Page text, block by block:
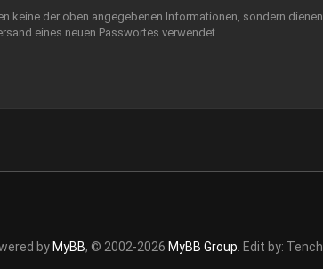
keine der oben angegebenen Informationen, sondern dienen
eines neuen Passwortes verwendet.
by MyBB, © 2002-2026 MyBB Group . Edit by: Tench